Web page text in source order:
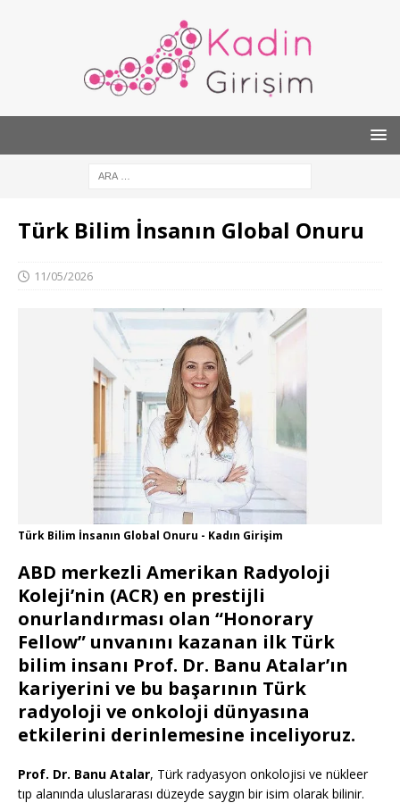
Türk Bilim İnsanın Global Onuru
11/05/2026
Türk Bilim İnsanın Global Onuru - Kadın Girişim
ABD merkezli Amerikan Radyoloji
Koleji’nin (ACR) en prestijli
onurlandırması olan “Honorary
Fellow” unvanını kazanan ilk Türk
bilim insanı Prof. Dr. Banu Atalar’ın
kariyerini ve bu başarının Türk
radyoloji ve onkoloji dünyasına
etkilerini derinlemesine inceliyoruz.
Prof. Dr. Banu Atalar, Türk radyasyon onkolojisi ve nükleer
tıp alanında uluslararası düzeyde saygın bir isim olarak bilinir.